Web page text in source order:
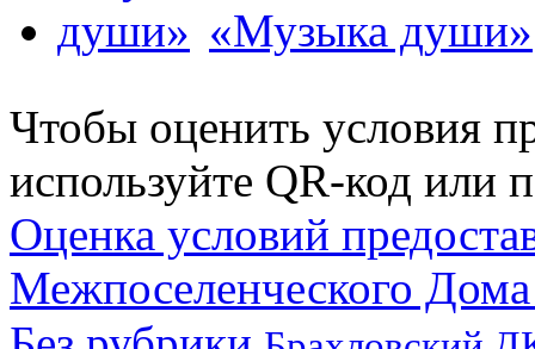
«Музыка души»
Чтобы оценить условия
используйте QR-код или
Оценка условий
Межпоселенческого